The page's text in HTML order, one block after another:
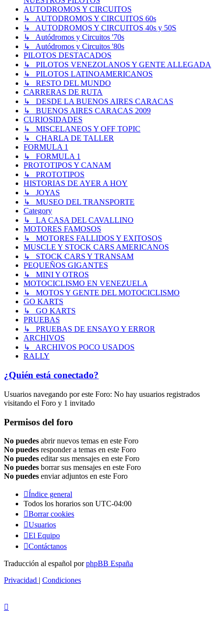
AUTODROMOS Y CIRCUITOS
↳ AUTODROMOS Y CIRCUITOS 60s
↳ AUTODROMOS Y CIRCUITOS 40s y 50S
↳ Autódromos y Circuitos '70s
↳ Autódromos y Circuitos '80s
PILOTOS DESTACADOS
↳ PILOTOS VENEZOLANOS Y GENTE ALLEGADA
↳ PILOTOS LATINOAMERICANOS
↳ RESTO DEL MUNDO
CARRERAS DE RUTA
↳ DESDE LA BUENOS AIRES CARACAS
↳ BUENOS AIRES CARACAS 2009
CURIOSIDADES
↳ MISCELANEOS Y OFF TOPIC
↳ CHARLA DE TALLER
FORMULA 1
↳ FORMULA 1
PROTOTIPOS Y CANAM
↳ PROTOTIPOS
HISTORIAS DE AYER A HOY
↳ JOYAS
↳ MUSEO DEL TRANSPORTE
Category
↳ LA CASA DEL CAVALLINO
MOTORES FAMOSOS
↳ MOTORES FALLIDOS Y EXITOSOS
MUSCLE Y STOCK CARS AMERICANOS
↳ STOCK CARS Y TRANSAM
PEQUEÑOS GIGANTES
↳ MINI Y OTROS
MOTOCICLISMO EN VENEZUELA
↳ MOTOS Y GENTE DEL MOTOCICLISMO
GO KARTS
↳ GO KARTS
PRUEBAS
↳ PRUEBAS DE ENSAYO Y ERROR
ARCHIVOS
↳ ARCHIVOS POCO USADOS
RALLY
¿Quién está conectado?
Usuarios navegando por este Foro: No hay usuarios registrados
visitando el Foro y 1 invitado
Permisos del foro
No puedes abrir nuevos temas en este Foro
No puedes responder a temas en este Foro
No puedes editar sus mensajes en este Foro
No puedes borrar sus mensajes en este Foro
No puedes enviar adjuntos en este Foro
Índice general
Todos los horarios son UTC-04:00
Borrar cookies
Usuarios
El Equipo
Contáctanos
Traducción al español porphpBB España
Privacidad | Condiciones